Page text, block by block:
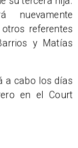
nuevamente
referentes
y Matías
a cabo los días
en el Court